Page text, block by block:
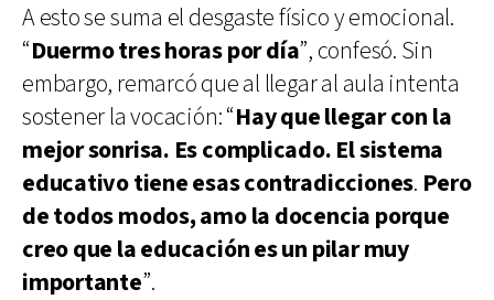
A esto se suma el desgaste físico y emocional.
“Duermo tres horas por día”, confesó. Sin
embargo, remarcó que al llegar al aula intenta
sostener la vocación: “Hay que llegar con la
mejor sonrisa. Es complicado. El sistema
educativo tiene esas contradicciones. Pero
de todos modos, amo la docencia porque
creo que la educación es un pilar muy
importante”.